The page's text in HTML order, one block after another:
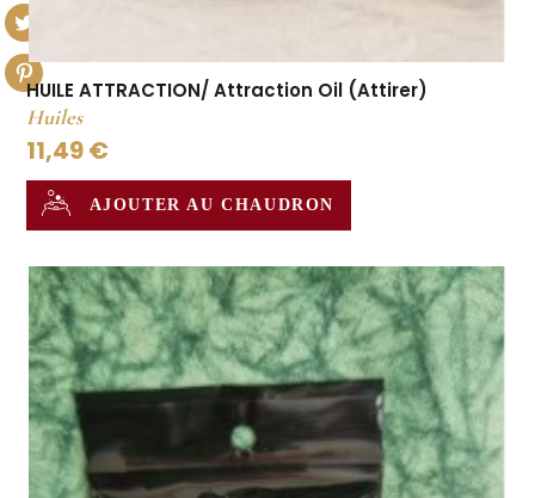
HUILE ATTRACTION/ Attraction Oil (Attirer)
Huiles
11,49 €
AJOUTER AU CHAUDRON